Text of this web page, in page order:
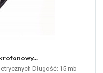
Długość: 15 mb